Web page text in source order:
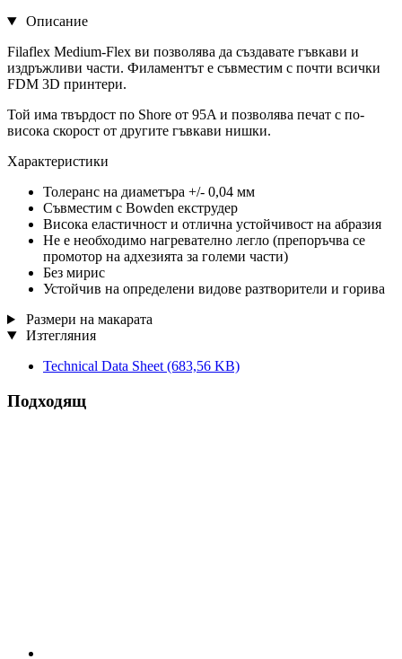
Описание
Filaflex Medium-Flex ви позволява да създавате гъвкави и
издръжливи части. Филаментът е съвместим с почти всички
FDM 3D принтери.
Той има твърдост по Shore от 95A и позволява печат с по-
висока скорост от другите гъвкави нишки.
Характеристики
Толеранс на диаметъра +/- 0,04 мм
Съвместим с Bowden екструдер
Висока еластичност и отлична устойчивост на абразия
Не е необходимо нагревателно легло (препоръчва се
промотор на адхезията за големи части)
Без мирис
Устойчив на определени видове разтворители и горива
Размери на макарата
Изтегляния
Technical Data Sheet (683,56 KB)
Подходящ